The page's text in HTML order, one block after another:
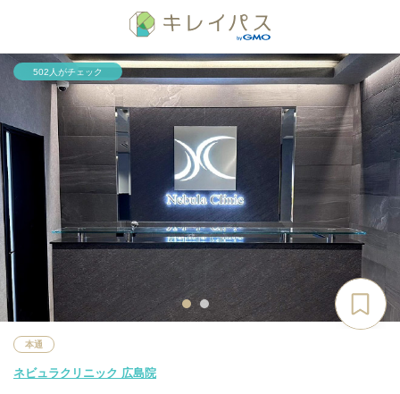
502人がチェック
本通
ネビュラクリニック 広島院